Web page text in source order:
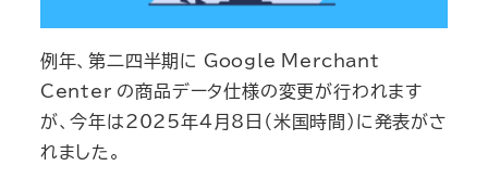
例年、第二四半期に Google Merchant
Center の商品データ仕様の変更が行われます
が、今年は2025年4月8日（米国時間）に発表がさ
れました。